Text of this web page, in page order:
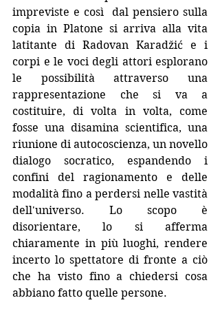
impreviste e così  dal pensiero sulla
copia in Platone si arriva alla vita
latitante di Radovan Karadžić e i
corpi e le voci degli attori esplorano
le possibilità attraverso una
rappresentazione che si va a
costituire, di volta in volta, come
fosse una disamina scientifica, una
riunione di autocoscienza, un novello
dialogo socratico, espandendo i
confini del ragionamento e delle
modalità fino a perdersi nelle vastità
dell'universo. Lo scopo è
disorientare, lo si afferma
chiaramente in più luoghi, rendere
incerto lo spettatore di fronte a ciò
che ha visto fino a chiedersi cosa
abbiano fatto quelle persone.